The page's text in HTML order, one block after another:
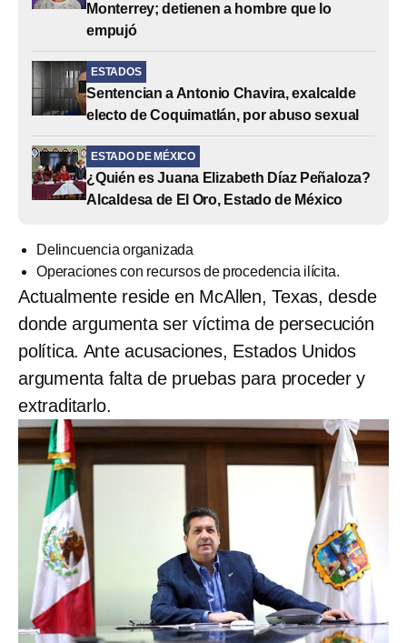
Monterrey; detienen a hombre que lo
empujó
ESTADOS
Sentencian a Antonio Chavira, exalcalde
electo de Coquimatlán, por abuso sexual
ESTADO DE MÉXICO
¿Quién es Juana Elizabeth Díaz Peñaloza?
Alcaldesa de El Oro, Estado de México
Delincuencia organizada
Operaciones con recursos de procedencia ilícita.
Actualmente reside en McAllen, Texas, desde
donde argumenta ser víctima de persecución
política. Ante acusaciones, Estados Unidos
argumenta falta de pruebas para proceder y
extraditarlo.